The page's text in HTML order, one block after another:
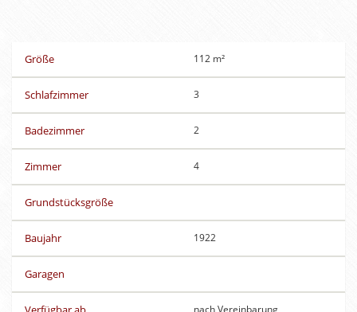
Größe 112 m²
Schlafzimmer 3
Badezimmer 2
Zimmer 4
Grundstücksgröße
Baujahr 1922
Garagen
nach Vereinbarung